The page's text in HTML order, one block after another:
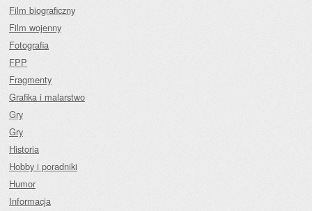
Film biograficzny
Film wojenny
Fotografia
FPP
Fragmenty
Grafika i malarstwo
Gry
Gry
Historia
Hobby i poradniki
Humor
Informacja